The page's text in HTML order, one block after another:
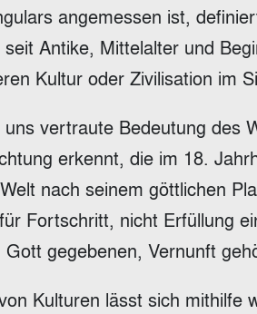
angemessen ist,
Antike, Mittelalter und
Kultur oder Zivilisation im
vertraute Bedeutung des
erkennt, die im 18.
nach seinem göttlichen
Fortschritt, nicht Erfüllung
gegebenen, Vernunft
Kulturen lässt sich mithilfe